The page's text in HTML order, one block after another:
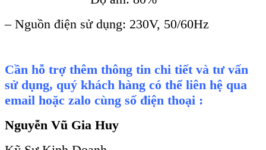
– Nguồn điện sử dụng: 230V, 50/60Hz
Cần hỗ trợ thêm thông tin chi tiết và tư vấn
sử dụng, quý khách hàng có thể liên hệ qua
email hoặc zalo cùng số điện thoại :
Nguyễn Vũ Gia Huy